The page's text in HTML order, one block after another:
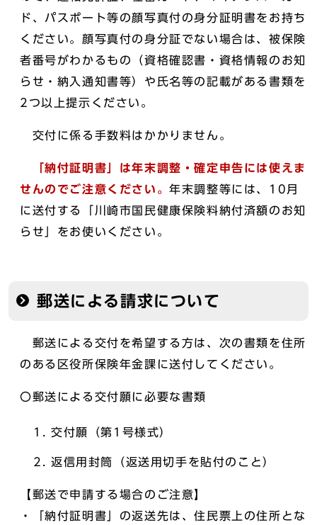
ド、パスポート等の顔写真付の身分証明書をお持ち
ください。顔写真付の身分証でない場合は、被保険
者番号がわかるもの（資格確認書・資格情報のお知
らせ・納入通知書等）や氏名等の記載がある書類を
2つ以上提示ください。
交付に係る手数料はかかりません。
「納付証明書」は年末調整・確定申告には使えま
せんのでご注意ください。年末調整等には、10月
に送付する「川崎市国民健康保険料納付済額のお知
らせ」をお使いください。
郵送による請求について
郵送による交付を希望する方は、次の書類を住所
のある区役所保険年金課に送付してください。
〇郵送による交付願に必要な書類
交付願（第1号様式）
返信用封筒（返送用切手を貼付のこと）
【郵送で申請する場合のご注意】
・「納付証明書」の返送先は、住民票上の住所とな